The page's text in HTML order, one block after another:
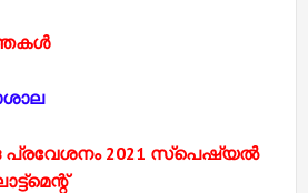
പ്രവേശനം 2021 സ്‌പെഷ്യല്‍